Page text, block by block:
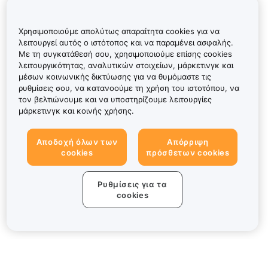
Χρησιμοποιούμε απολύτως απαραίτητα cookies για να
λειτουργεί αυτός ο ιστότοπος και να παραμένει ασφαλής.
Με τη συγκατάθεσή σου, χρησιμοποιούμε επίσης cookies
λειτουργικότητας, αναλυτικών στοιχείων, μάρκετινγκ και
μέσων κοινωνικής δικτύωσης για να θυμόμαστε τις
ρυθμίσεις σου, να κατανοούμε τη χρήση του ιστοτόπου, να
τον βελτιώνουμε και να υποστηρίζουμε λειτουργίες
μάρκετινγκ και κοινής χρήσης.
Αποδοχή όλων των
cookies
Απόρριψη
πρόσθετων cookies
Ρυθμίσεις για τα
cookies